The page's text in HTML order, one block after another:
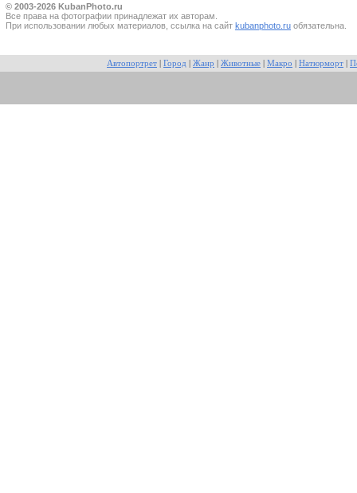
© 2003-2026 KubanPhoto.ru
Все прaва на фотографии принадлежат их авторам.
При использовании любых материалов, ссылка на сайт kubanphoto.ru обязательна.
Автопортрет Город Жанр Животные Макро Натюрморт